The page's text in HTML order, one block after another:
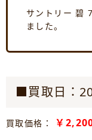
サントリー 碧
ました。
■買取日：
買取価格： ￥